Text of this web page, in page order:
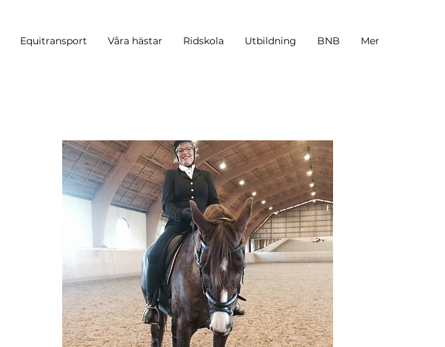
Equitransport Våra hästar Ridskola Utbildning BNB Mer